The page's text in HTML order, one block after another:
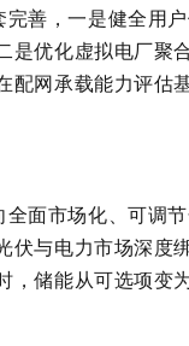
善，一是健全用
是优化虚拟电厂聚
配网承载能力评估
面市场化、可调
伏与电力市场深度
，储能从可选项变